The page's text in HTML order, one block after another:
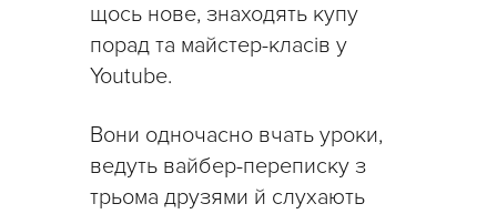
щось нове, знаходять купу
порад та майстер-класів у
Youtube.
Вони одночасно вчать уроки,
ведуть вайбер-переписку з
трьома друзями й слухають